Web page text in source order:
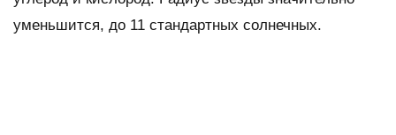
уменьшится, до 11 стандартных солнечных.